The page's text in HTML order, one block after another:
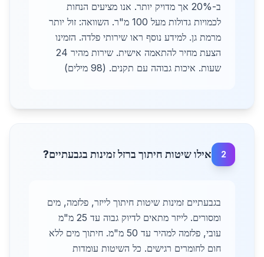
ב-20% אך מדויק יותר. אנו מציעים הנחות
לכמויות גדולות מעל 100 מ"ר. השוואה: זול יותר
מרמת גן. למידע נוסף ראו שירותי פלדה. הזמינו
הצעת מחיר להתאמה אישית. שירות מהיר 24
שעות. איכות גבוהה עם תקנים. (98 מילים)
2 אילו שיטות חיתוך ברזל זמינות בגבעתיים?
בגבעתיים זמינות שיטות חיתוך לייזר, פלזמה, מים
ומסורים. לייזר מתאים לדיוק גבוה עד 25 מ"מ
עובי, פלזמה למהיר עד 50 מ"מ. חיתוך מים ללא
חום לחומרים רגישים. כל השיטות עומדות